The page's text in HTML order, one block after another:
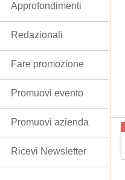
Approfondimenti
Redazionali
Fare promozione
Promuovi evento
Promuovi azienda
Ricevi Newsletter